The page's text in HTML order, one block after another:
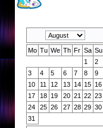
Mo Tu We Th Fr Sa Su
1
2
3
4 5 6 7 8
9
10
11 12 13 14 15 16
17
18 19 20 21 22 23
24
25 26 27 28 29 30
31